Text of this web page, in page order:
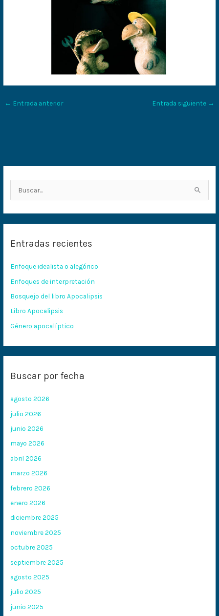
← Entrada anterior Entrada siguiente →
a
p
o
r
:
Entradas recientes
Enfoque idealista o alegórico
Enfoques de interpretación
Bosquejo del libro Apocalipsis
Libro Apocalipsis
Género apocalíptico
Buscar por fecha
agosto 2026
julio 2026
junio 2026
mayo 2026
abril 2026
marzo 2026
febrero 2026
enero 2026
diciembre 2025
noviembre 2025
octubre 2025
septiembre 2025
agosto 2025
julio 2025
junio 2025